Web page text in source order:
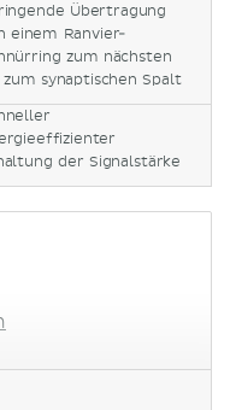
Übertragung
einem Ranvier-
zum nächsten
zum synaptischen Spalt
der Signalstärke